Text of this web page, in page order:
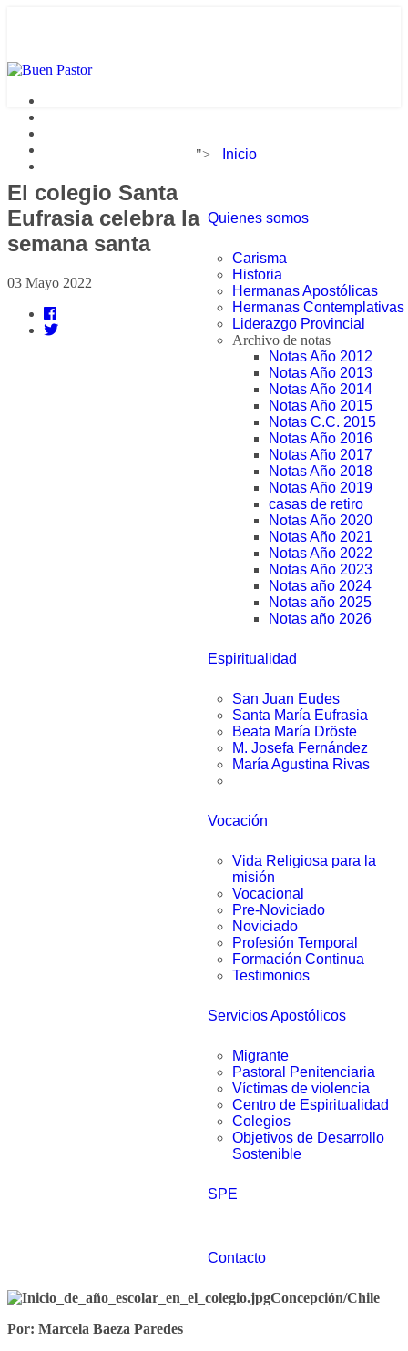
"> Inicio
Quienes somos
Carisma
Historia
Hermanas Apostólicas
Hermanas Contemplativas
Liderazgo Provincial
Archivo de notas
Notas Año 2012
Notas Año 2013
Notas Año 2014
Notas Año 2015
Notas C.C. 2015
Notas Año 2016
Notas Año 2017
Notas Año 2018
Notas Año 2019
casas de retiro
Notas Año 2020
Notas Año 2021
Notas Año 2022
Notas Año 2023
Notas año 2024
Notas año 2025
Notas año 2026
Espiritualidad
San Juan Eudes
Santa María Eufrasia
Beata María Dröste
M. Josefa Fernández
María Agustina Rivas
Vocación
Vida Religiosa para la
misión
Vocacional
Pre-Noviciado
Noviciado
Profesión Temporal
Formación Continua
Testimonios
Servicios Apostólicos
Migrante
Pastoral Penitenciaria
Víctimas de violencia
Centro de Espiritualidad
Colegios
Objetivos de Desarrollo
Sostenible
SPE
Contacto
El colegio Santa
Eufrasia celebra la
semana santa
03 Mayo 2022
Concepción/Chile
Por: Marcela Baeza Paredes